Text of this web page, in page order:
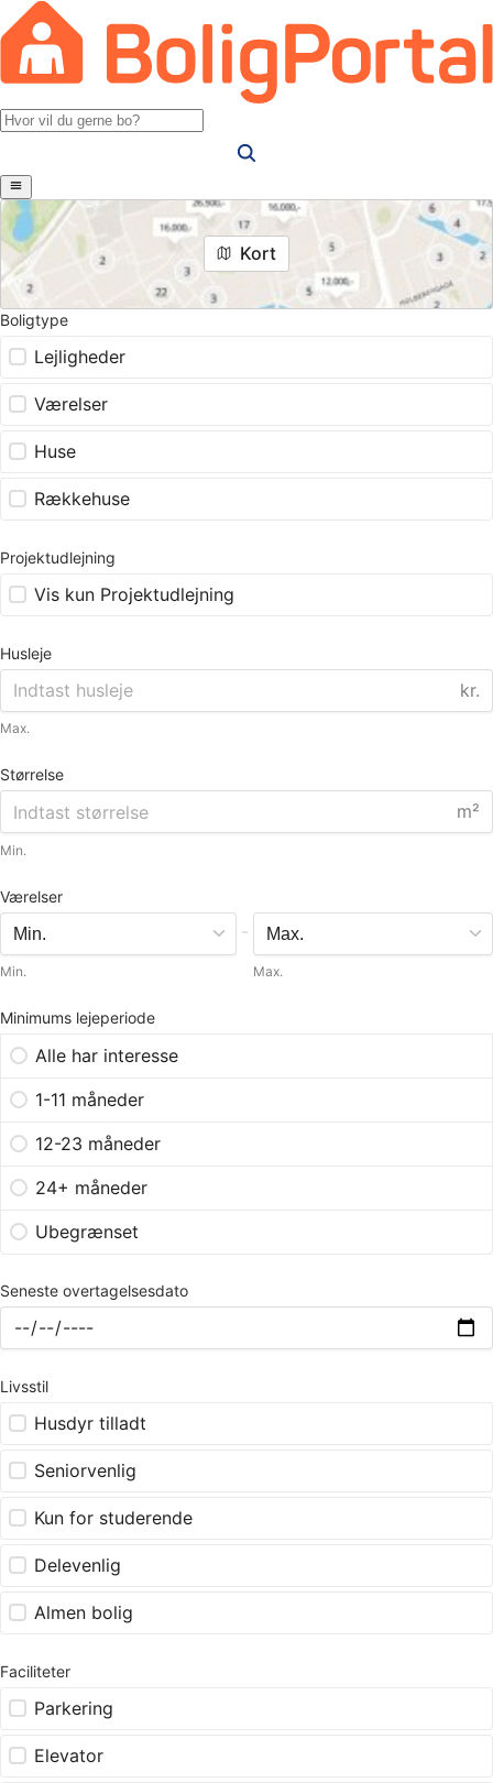
Kort
Boligtype
Lejligheder
Værelser
Huse
Rækkehuse
Projektudlejning
Vis kun Projektudlejning
Husleje
kr.
Max.
Størrelse
m²
Min.
Værelser
Min.
-
Max.
Minimums lejeperiode
Alle har interesse
1-11 måneder
12-23 måneder
24+ måneder
Ubegrænset
Seneste overtagelsesdato
Livsstil
Husdyr tilladt
Seniorvenlig
Kun for studerende
Delevenlig
Almen bolig
Faciliteter
Parkering
Elevator